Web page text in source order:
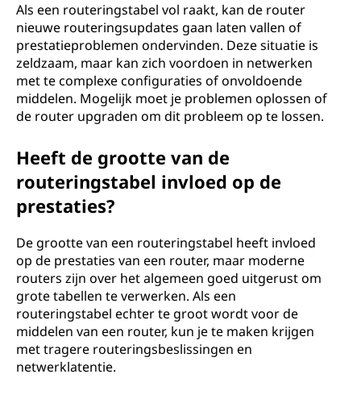
Als een routeringstabel vol raakt, kan de router
nieuwe routeringsupdates gaan laten vallen of
prestatieproblemen ondervinden. Deze situatie is
zeldzaam, maar kan zich voordoen in netwerken
met te complexe configuraties of onvoldoende
middelen. Mogelijk moet je problemen oplossen of
de router upgraden om dit probleem op te lossen.
Heeft de grootte van de
routeringstabel invloed op de
prestaties?
De grootte van een routeringstabel heeft invloed
op de prestaties van een router, maar moderne
routers zijn over het algemeen goed uitgerust om
grote tabellen te verwerken. Als een
routeringstabel echter te groot wordt voor de
middelen van een router, kun je te maken krijgen
met tragere routeringsbeslissingen en
netwerklatentie.